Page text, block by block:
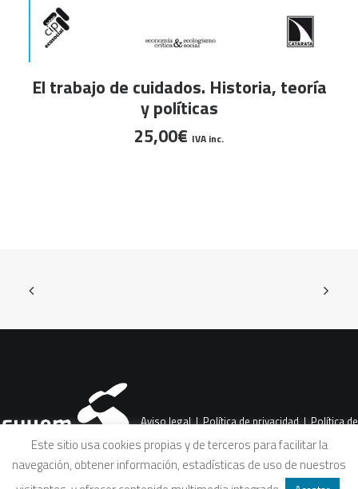
AÑADIR AL CARRITO
El trabajo de cuidados. Historia, teoría
y políticas
25,00€ IVA inc.
Aviso legal|Política de privacidad|Política de
Este sitio usa cookies propias y de terceros para facilitar la
navegación, obtener información, estadísticas de uso de nuestros